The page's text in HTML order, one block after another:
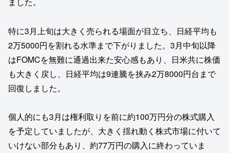
特に3月上旬は大きく売られる場面が目立ち、日経平均も
2万5000円を割れる水準まで下がりました。3月中旬以降
はFOMCを無難に通過出来た安心感もあり、日米共に株価
も大きく戻し、日経平均は9連騰を挟み2万8000円台まで
回復しました。
個人的にも3月は権利取りを前に約100万円分の株式購入
を予定していましたが、大きく揺れ動く株式市場に付いて
いけない部分もあり、約77万円の購入に終わっていま